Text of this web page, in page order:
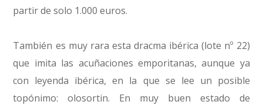
partir de solo 1.000 euros.
También es muy rara esta dracma ibérica (lote nº 22)
que imita las acuñaciones emporitanas, aunque ya
con leyenda ibérica, en la que se lee un posible
topónimo: olosortin. En muy buen estado de